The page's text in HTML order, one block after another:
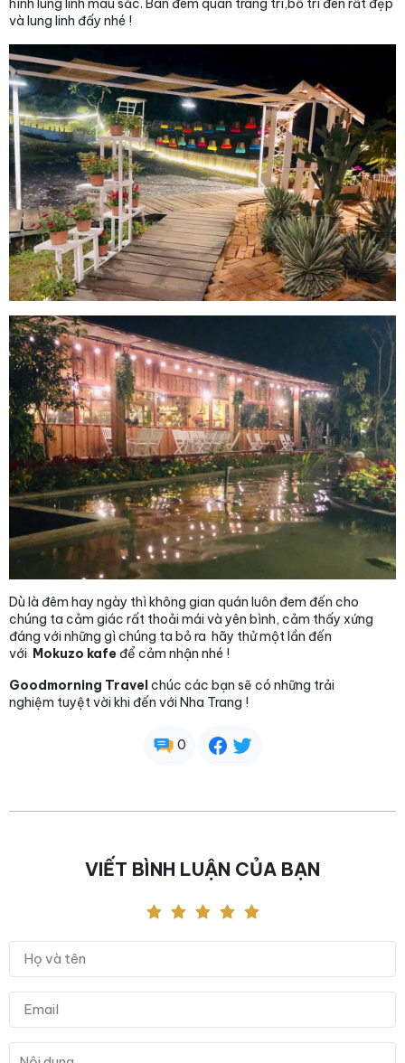
hình lung linh màu sắc. Ban đêm quán trang trí,bố trí đèn rất đẹp
và lung linh đấy nhé !
Dù là đêm hay ngày thì không gian quán luôn đem đến cho
chúng ta cảm giác rất thoải mái và yên bình, cảm thấy xứng
đáng với những gì chúng ta bỏ ra hãy thử một lần đến
với Mokuzo kafeđể cảm nhận nhé !
Goodmorning Travelchúc các bạn sẽ có những trải
nghiệm tuyệt vời khi đến với Nha Trang !
0
VIẾT BÌNH LUẬN CỦA BẠN